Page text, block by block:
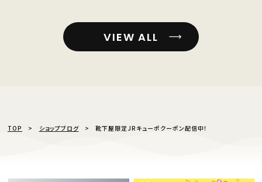
VIEW ALL
TOP ショップブログ 靴下屋限定JRキューポクーポン配信中！